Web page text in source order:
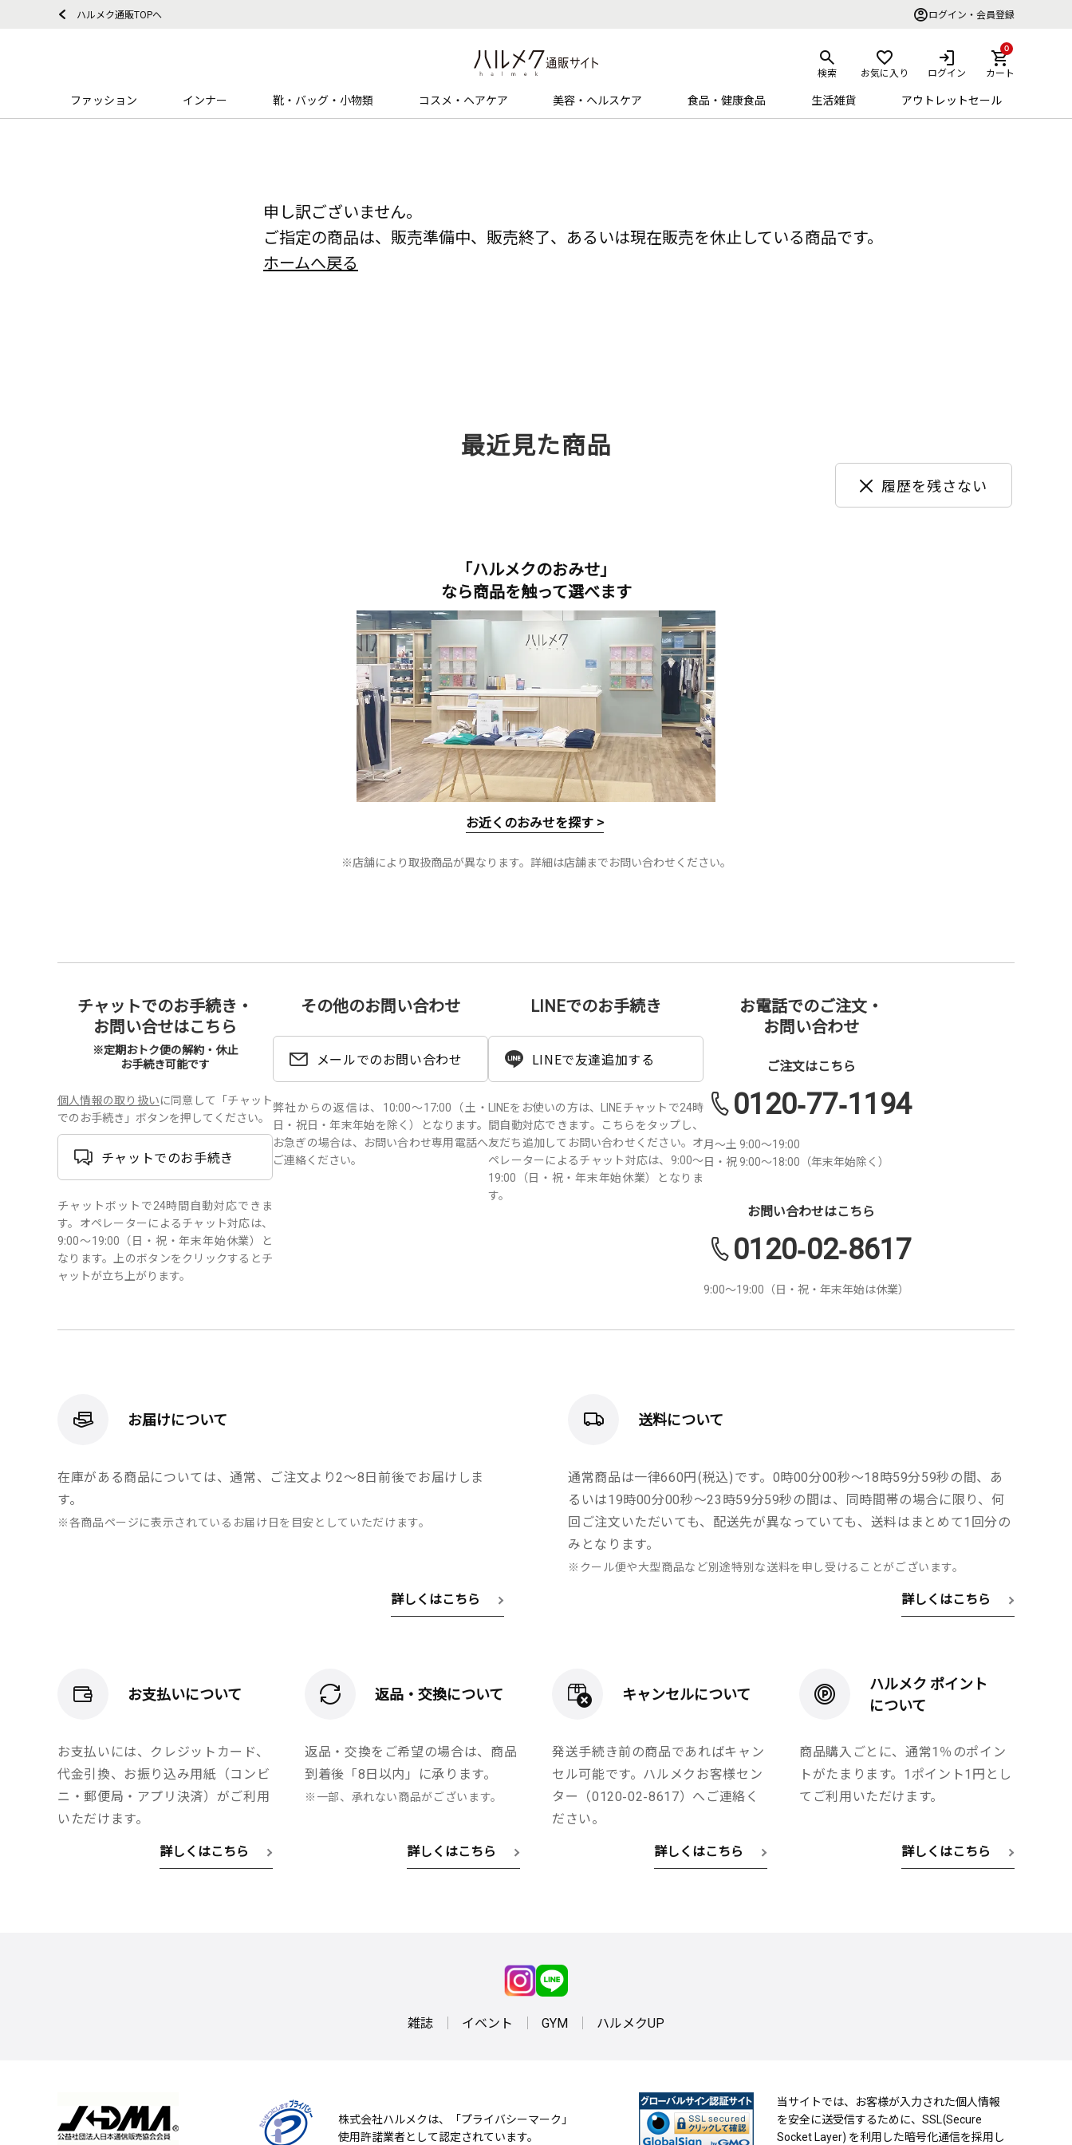
ハルメク通販TOPへ ログイン・会員登録
検索 お気に入り ログイン
0
カート
ファッション インナー 靴・バッグ・小物類 コスメ・ヘアケア 美容・ヘルスケア 食品・健康食品 生活雑貨 アウトレットセール
申し訳ございません。
ご指定の商品は、販売準備中、販売終了、あるいは現在販売を休止している商品です。
ホームへ戻る
最近見た商品
履歴を残さない
「ハルメクのおみせ」
なら商品を触って選べます
お近くのおみせを探す >
※店舗により取扱商品が異なります。詳細は店舗までお問い合わせください。
チャットでのお手続き・
お問い合せはこちら
※定期おトク便の解約・休止
お手続き可能です
個人情報の取り扱いに同意して「チャット
でのお手続き」ボタンを押してください。
チャットでのお手続き
チャットボットで24時間自動対応できま
す。オペレーターによるチャット対応は、
9:00～19:00（日・祝・年末年始休業）と
なります。上のボタンをクリックするとチ
ャットが立ち上がります。
その他のお問い合わせ
メールでのお問い合わせ
弊社からの返信は、10:00～17:00（土・
日・祝日・年末年始を除く）となります。
お急ぎの場合は、お問い合わせ専用電話へ
ご連絡ください。
LINEでのお手続き
LINEで友達追加する
LINEをお使いの方は、LINEチャットで24時
間自動対応できます。こちらをタップし、
友だち追加してお問い合わせください。オ
ペレーターによるチャット対応は、9:00～
19:00（日・祝・年末年始休業）となりま
す。
お電話でのご注文・
お問い合わせ
ご注文はこちら
0120-77-1194
月～土 9:00～19:00
日・祝 9:00～18:00（年末年始除く）
お問い合わせはこちら
0120-02-8617
9:00～19:00（日・祝・年末年始は休業）
お届けについて
在庫がある商品については、通常、ご注文より2～8日前後でお届けしま
す。
※各商品ページに表示されているお届け日を目安としていただけます。
詳しくはこちら
送料について
通常商品は一律660円(税込)です。0時00分00秒～18時59分59秒の間、あ
るいは19時00分00秒～23時59分59秒の間は、同時間帯の場合に限り、何
回ご注文いただいても、配送先が異なっていても、送料はまとめて1回分の
みとなります。
※クール便や大型商品など別途特別な送料を申し受けることがございます。
詳しくはこちら
お支払いについて
お支払いには、クレジットカード、
代金引換、お振り込み用紙（コンビ
ニ・郵便局・アプリ決済）がご利用
いただけます。
詳しくはこちら
返品・交換について
返品・交換をご希望の場合は、商品
到着後「8日以内」に承ります。
※一部、承れない商品がございます。
詳しくはこちら
キャンセルについて
発送手続き前の商品であればキャン
セル可能です。ハルメクお客様セン
ター（0120-02-8617）へご連絡く
ださい。
詳しくはこちら
ハルメク ポイント
について
商品購入ごとに、通常1％のポイン
トがたまります。1ポイント1円とし
てご利用いただけます。
詳しくはこちら
雑誌 イベント GYM ハルメクUP
株式会社ハルメクは、「プライバシーマーク」
使用許諾業者として認定されています。
当サイトでは、お客様が入力された個人情報
を安全に送受信するために、SSL(Secure
Socket Layer) を利用した暗号化通信を採用し